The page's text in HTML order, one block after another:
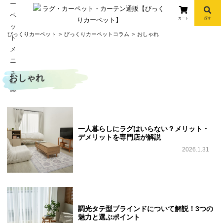
info
カート 探す
ツ
へ
びっくりカーペット びっくりカーペットコラム おしゃれ
おしゃれ
一人暮らしにラグはいらない？メリット・
デメリットを専門店が解説
2026.1.31
調光タテ型ブラインドについて解説！3つの
魅力と選ぶポイント